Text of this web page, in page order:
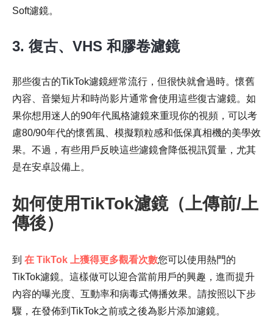
Soft濾鏡。
3. 復古、VHS 和膠卷濾鏡
那些復古的TikTok濾鏡經常流行，但很快就會過時。懷舊
內容、音樂短片和時尚影片通常會使用這些復古濾鏡。如
果你想用迷人的90年代風格濾鏡來重現你的視頻，可以考
慮80/90年代的懷舊風、模擬顆粒感和低保真相機的美學效
果。不過，有些用戶反映這些濾鏡會降低視訊質量，尤其
是在安卓設備上。
如何使用TikTok濾鏡（上傳前/上
傳後）
到 在 TikTok 上獲得更多觀看次數您可以使用熱門的
TikTok濾鏡。這樣做可以迎合當前用戶的興趣，進而提升
內容的曝光度、互動率和病毒式傳播效果。請按照以下步
驟，在發佈到TikTok之前或之後為影片添加濾鏡。